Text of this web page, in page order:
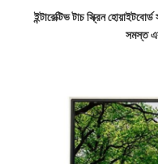
ইন্টারেক্টিভ টাচ স্ক্রিন
সমস্ত